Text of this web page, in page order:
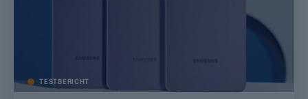
TESTBERICHT